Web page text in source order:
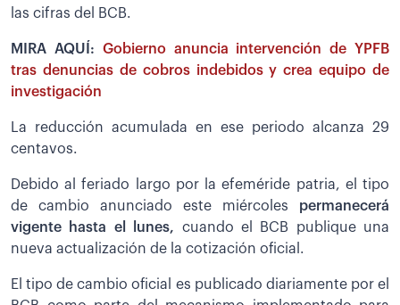
las cifras del BCB.
MIRA AQUÍ: Gobierno anuncia intervención de YPFB
tras denuncias de cobros indebidos y crea equipo de
investigación
La reducción acumulada en ese periodo alcanza 29
centavos.
Debido al feriado largo por la efeméride patria, el tipo
de cambio anunciado este miércoles permanecerá
vigente hasta el lunes, cuando el BCB publique una
nueva actualización de la cotización oficial.
El tipo de cambio oficial es publicado diariamente por el